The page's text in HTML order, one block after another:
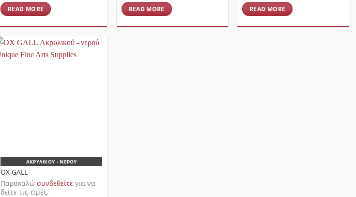
READ MORE READ MORE READ MORE
ΑΚΡΥΛΙΚΟΎ - ΝΕΡΟΎ
OX GALL
Παρακαλώσυνδεθείτε για να
δείτε τις τιμές.